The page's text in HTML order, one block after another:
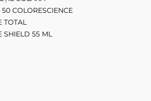
COLORESCIENCE
TOTAL
SHIELD 55 ML